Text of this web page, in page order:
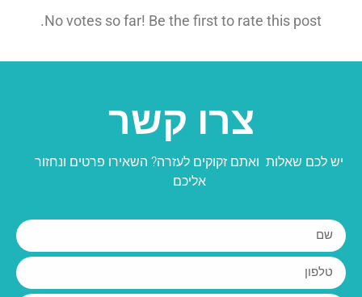
No votes so far! Be the first to rate this post.
צרו קשר
יש לכם שאלות ואתם זקוקים לעזרה? השאירו פרטים ונחזור
אליכם